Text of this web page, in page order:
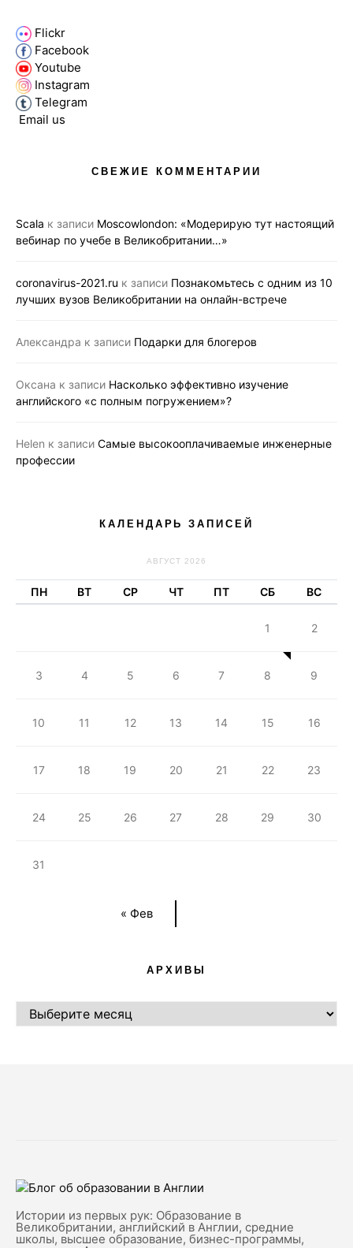
Flickr
Facebook
Youtube
Instagram
Telegram
Email us
СВЕЖИЕ КОММЕНТАРИИ
Scala к записи Moscowlondon: «Модерирую тут настоящий
вебинар по учебе в Великобритании…»
coronavirus-2021.ru к записи Познакомьтесь с одним из 10
лучших вузов Великобритании на онлайн-встрече
Александра к записи Подарки для блогеров
Оксана к записи Насколько эффективно изучение
английского «с полным погружением»?
Helen к записи Самые высокооплачиваемые инженерные
профессии
КАЛЕНДАРЬ ЗАПИСЕЙ
АВГУСТ 2026
ПН ВТ СР ЧТ ПТ СБ ВС
« Фев
1 2
3 4 5 6 7 8 9
10 11 12 13 14 15 16
17 18 19 20 21 22 23
24 25 26 27 28 29 30
31
АРХИВЫ
Истории из первых рук: Образование в
Великобритании, английский в Англии, средние
школы, высшее образование, бизнес-программы,